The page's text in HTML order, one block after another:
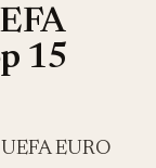
15
EURO